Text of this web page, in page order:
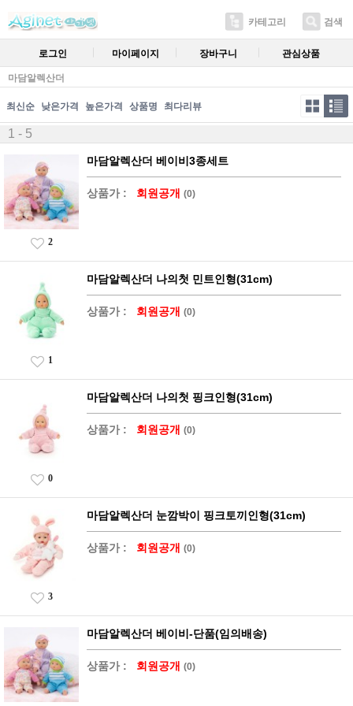
카테고리 검색
로그인 마이페이지 장바구니 관심상품
마담알렉산더
최신순 낮은가격 높은가격 상품명 최다리뷰
1 - 5
마담알렉산더 베이비3종세트
상품가 : 회원공개 (0)
2
마담알렉산더 나의첫 민트인형(31cm)
상품가 : 회원공개 (0)
1
마담알렉산더 나의첫 핑크인형(31cm)
상품가 : 회원공개 (0)
0
마담알렉산더 눈깜박이 핑크토끼인형(31cm)
상품가 : 회원공개 (0)
3
마담알렉산더 베이비-단품(임의배송)
상품가 : 회원공개 (0)